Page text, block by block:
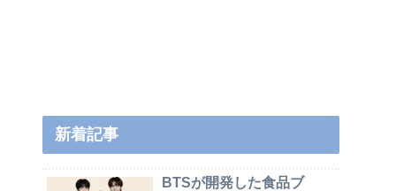
新着記事
BTSが開発した食品ブ